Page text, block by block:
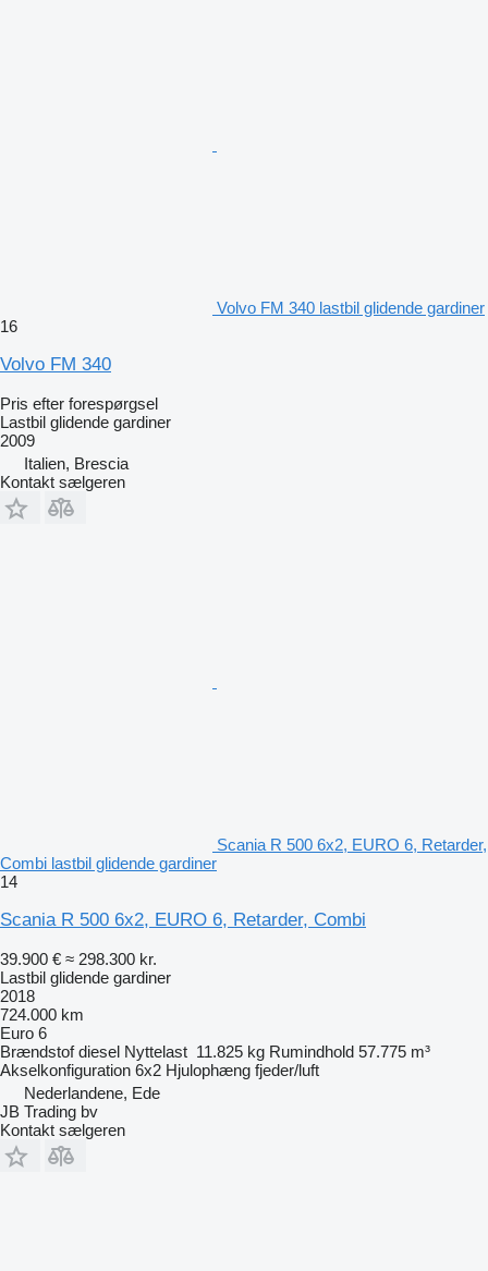
Volvo FM 340 lastbil glidende gardiner
16
Volvo FM 340
Pris efter forespørgsel
Lastbil glidende gardiner
2009
Italien, Brescia
Kontakt sælgeren
Scania R 500 6x2, EURO 6, Retarder,
Combi lastbil glidende gardiner
14
Scania R 500 6x2, EURO 6, Retarder, Combi
39.900 € ≈ 298.300 kr.
Lastbil glidende gardiner
2018
724.000 km
Euro 6
Brændstof diesel Nyttelast 11.825 kg Rumindhold 57.775 m³
Akselkonfiguration 6x2 Hjulophæng fjeder/luft
Nederlandene, Ede
JB Trading bv
Kontakt sælgeren